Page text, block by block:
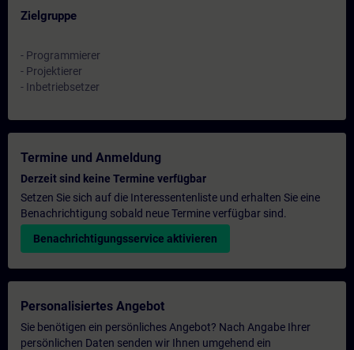
Zielgruppe
- Programmierer
- Projektierer
- Inbetriebsetzer
Termine und Anmeldung
Derzeit sind keine Termine verfügbar
Setzen Sie sich auf die Interessentenliste und erhalten Sie eine
Benachrichtigung sobald neue Termine verfügbar sind.
Benachrichtigungsservice aktivieren
Personalisiertes Angebot
Sie benötigen ein persönliches Angebot? Nach Angabe Ihrer
persönlichen Daten senden wir Ihnen umgehend ein